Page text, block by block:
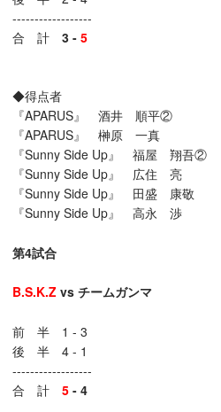
------------------
合 計 3 - 5
◆得点者
『APARUS』 酒井 順平②
『APARUS』 榊原 一真
『Sunny Side Up』 福屋 翔吾②
『Sunny Side Up』 広住 亮
『Sunny Side Up』 田盛 康敬
『Sunny Side Up』 高永 渉
第4試合
B.S.K.Z vs チームガンマ
前 半 1 - 3
後 半 4 - 1
------------------
合 計 5 - 4